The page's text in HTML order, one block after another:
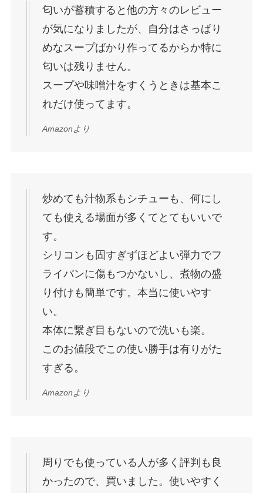
匂いが蓄積すると他の方々のレビュー
が気になりましたが、自分はさっぱり
めなスープばかり作ってるからか特に
匂いは残りません。
スープや味噌汁をすくうときは基本こ
れだけ使ってます。
Amazonより
炒めても汁物系もシチューも、何にし
ても使える場面が多くてとてもいいで
す。
シリコンも固すぎずほどよい弾力でフ
ライパンに傷もつかないし、煮物の盛
り付けも簡単です。本当に使いやす
い。
本体に繋ぎ目もないので洗いも楽。
このお値段でこの使い勝手は有りがた
すぎる。
Amazonより
周りでも使っている人が多く評判も良
かったので、買いました。使いやすく